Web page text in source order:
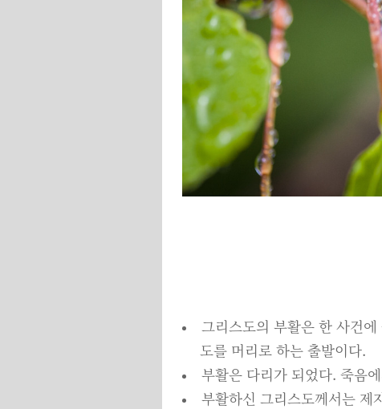
그리스도의 부활은 한 사건
도를 머리로 하는 출발이다.
부활은 다리가 되었다. 죽음
부활하신 그리스도께서는 제